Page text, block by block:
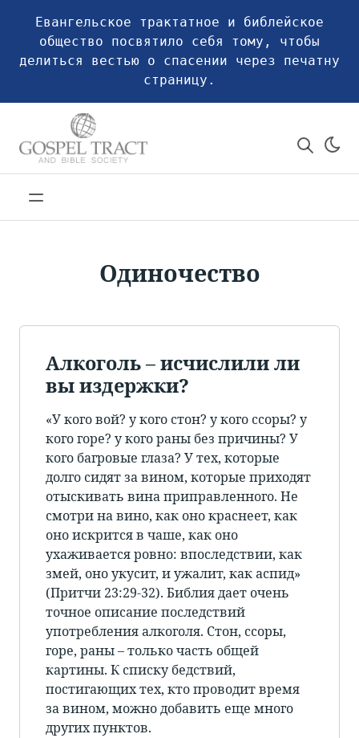
Евангельское трактатное и библейское
общество посвятило себя тому, чтобы
делиться вестью о спасении через печатну
страницу.
Одиночество
Алкоголь – исчислили ли
вы издержки?
«У кого вой? у кого стон? у кого ссоры? у
кого горе? у кого раны без причины? У
кого багровые глаза? У тех, которые
долго сидят за вином, которые приходят
отыскивать вина приправленного. Не
смотри на вино, как оно краснеет, как
оно искрится в чаше, как оно
ухаживается ровно: впоследствии, как
змей, оно укусит, и ужалит, как аспид»
(Притчи 23:29-32). Библия дает очень
точное описание последствий
употребления алкоголя. Стон, ссоры,
горе, раны – только часть общей
картины. К списку бедствий,
постигающих тех, кто проводит время
за вином, можно добавить еще много
других пунктов.